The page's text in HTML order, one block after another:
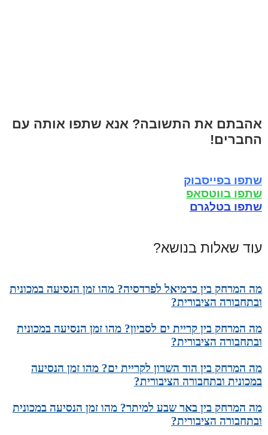
אהבתם את התשובה? אנא שתפו אותה עם
החברים!
שתפו בפייסבוק
שתפו בווטסאפ
שתפו בטלגרם
עוד שאלות בנושא?
מה המרחק בין כרמיאל לפרדסיה? מהו זמן הנסיעה במכונית
ובתחבורה הציבורית?
מה המרחק בין קריית ים לסביון? מהו זמן הנסיעה במכונית
ובתחבורה הציבורית?
מה המרחק בין הוד השרון לקריית ים? מהו זמן הנסיעה
במכונית ובתחבורה הציבורית?
מה המרחק בין באר שבע למיתר? מהו זמן הנסיעה במכונית
ובתחבורה הציבורית?